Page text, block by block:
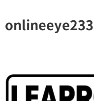
onlineeye233